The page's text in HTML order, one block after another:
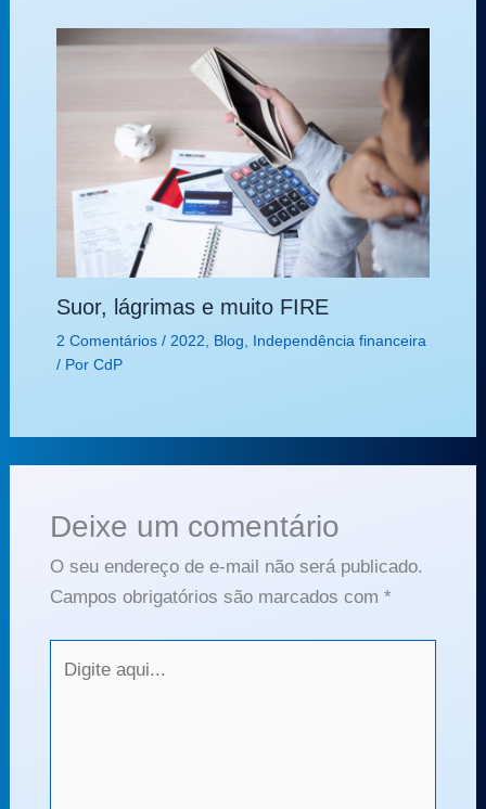
Suor, lágrimas e muito FIRE
2 Comentários / 2022 Blog
Independência financeira
/ Por CdP
Deixe um comentário
O seu endereço de e-mail não será publicado.
Campos obrigatórios são marcados com *
aqui...